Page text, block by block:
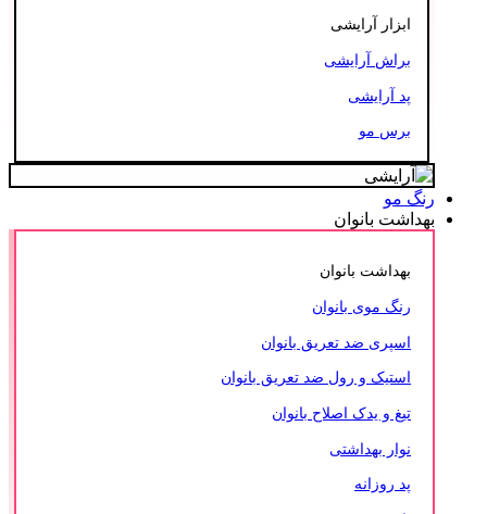
ابزار آرایشی
براش آرایشی
پد آرایشی
برس مو
رنگ مو
بهداشت بانوان
بهداشت بانوان
رنگ موی بانوان
اسپری ضد تعریق بانوان
استیک و رول ضد تعریق بانوان
تیغ و یدک اصلاح بانوان
نوار بهداشتی
پد روزانه